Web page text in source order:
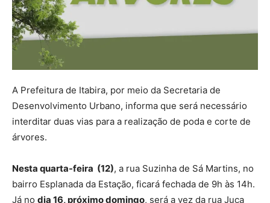
A Prefeitura de Itabira, por meio da Secretaria de
Desenvolvimento Urbano, informa que será necessário
interditar duas vias para a realização de poda e corte de
árvores.
Nesta quarta-feira (12), a rua Suzinha de Sá Martins, no
bairro Esplanada da Estação, ficará fechada de 9h às 14h.
Já no dia 16, próximo domingo, será a vez da rua Juca